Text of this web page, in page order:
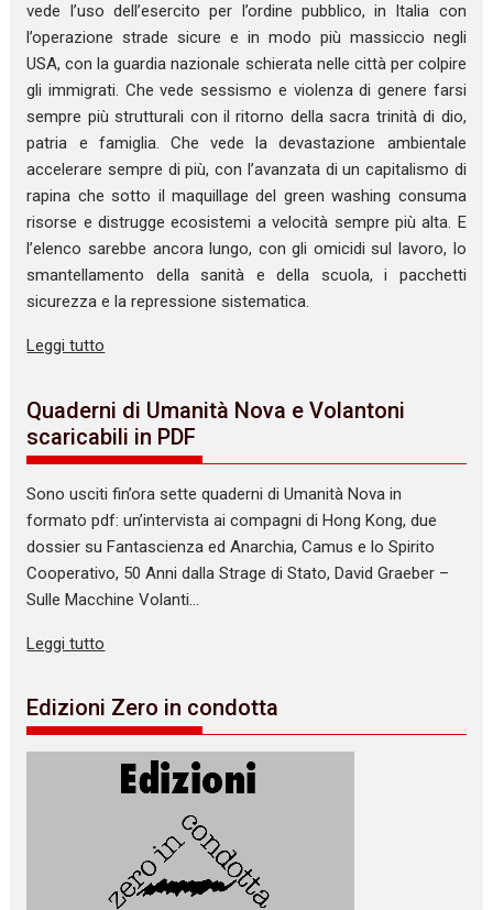
vede l’uso dell’esercito per l’ordine pubblico, in Italia con
l’operazione strade sicure e in modo più massiccio negli
USA, con la guardia nazionale schierata nelle città per colpire
gli immigrati. Che vede sessismo e violenza di genere farsi
sempre più strutturali con il ritorno della sacra trinità di dio,
patria e famiglia. Che vede la devastazione ambientale
accelerare sempre di più, con l’avanzata di un capitalismo di
rapina che sotto il maquillage del green washing consuma
risorse e distrugge ecosistemi a velocità sempre più alta. E
l’elenco sarebbe ancora lungo, con gli omicidi sul lavoro, lo
smantellamento della sanità e della scuola, i pacchetti
sicurezza e la repressione sistematica.
Leggi tutto
Quaderni di Umanità Nova e Volantoni
scaricabili in PDF
Sono usciti fin’ora sette quaderni di Umanità Nova in
formato pdf: un’intervista ai compagni di Hong Kong, due
dossier su Fantascienza ed Anarchia, Camus e lo Spirito
Cooperativo, 50 Anni dalla Strage di Stato, David Graeber –
Sulle Macchine Volanti…
Leggi tutto
Edizioni Zero in condotta